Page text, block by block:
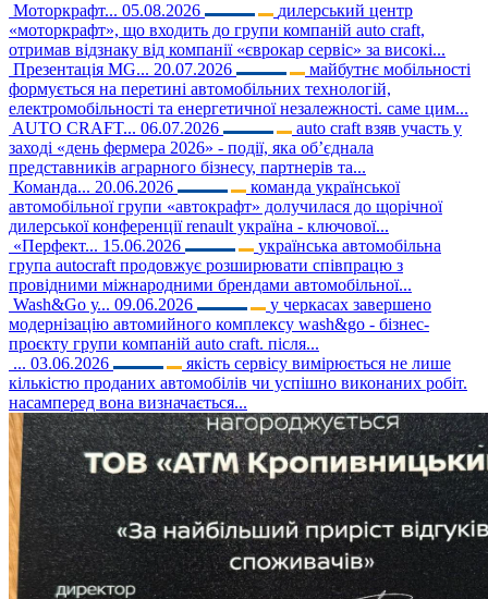
Моторкрафт... 05.08.2026
дилерський центр
«моторкрафт», що входить до групи компаній auto craft,
отримав відзнаку від компанії «єврокар сервіс» за високі...
Презентація MG... 20.07.2026
майбутнє мобільності
формується на перетині автомобільних технологій,
електромобільності та енергетичної незалежності. саме цим...
AUTO CRAFT... 06.07.2026
auto craft взяв участь у
заході «день фермера 2026» - події, яка об’єднала
представників аграрного бізнесу, партнерів та...
Команда... 20.06.2026
команда української
автомобільної групи «автокрафт» долучилася до щорічної
дилерської конференції renault україна - ключової...
«Перфект... 15.06.2026
українська автомобільна
група autocraft продовжує розширювати співпрацю з
провідними міжнародними брендами автомобільної...
Wash&Go у... 09.06.2026
у черкасах завершено
модернізацію автомийного комплексу wash&go - бізнес-
проєкту групи компаній auto craft. після...
... 03.06.2026
якість сервісу вимірюється не лише
кількістю проданих автомобілів чи успішно виконаних робіт.
насамперед вона визначається...